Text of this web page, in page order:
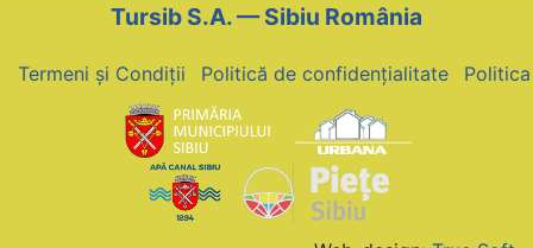
Tursib S.A. — Sibiu România
Termeni și Condiții Politică de confidențialitate